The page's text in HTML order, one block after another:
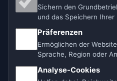
🇨🇿 Tschechien 🇭🇷
🇩🇪🇦🇹🇨🇭 Deutschland /
🌎 Lateinamerika und Spanien
Sichern den
und das Speichern Ihrer
Präferenzen
Ermöglichen der
Sprache, Region oder
Analyse-Cookies